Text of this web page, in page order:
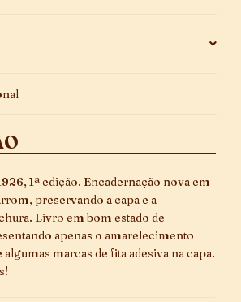
1ª edição. Encadernação nova em
preservando a capa e a
Livro em bom estado de
apenas o amarelecimento
marcas de fita adesiva na capa.